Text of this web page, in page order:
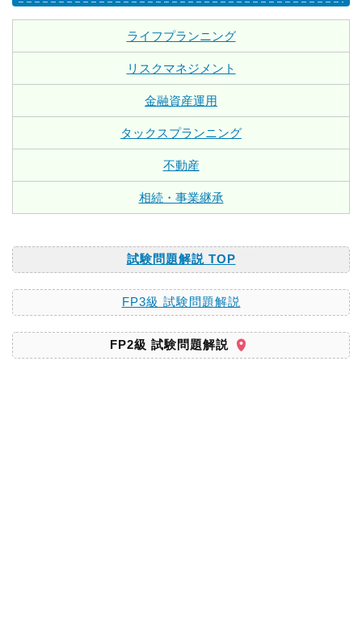
ライフプランニング
リスクマネジメント
金融資産運用
タックスプランニング
不動産
相続・事業継承
試験問題解説 TOP
FP3級 試験問題解説
FP2級 試験問題解説